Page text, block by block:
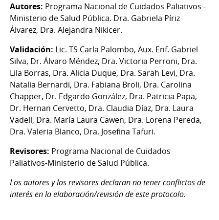
Autores: Programa Nacional de Cuidados Paliativos -
Ministerio de Salud Pública. Dra. Gabriela Píriz
Álvarez, Dra. Alejandra Nikicer.
Validación: Lic. TS Carla Palombo, Aux. Enf. Gabriel
Silva, Dr. Álvaro Méndez, Dra. Victoria Perroni, Dra.
Lila Borras, Dra. Alicia Duque, Dra. Sarah Levi, Dra.
Natalia Bernardi, Dra. Fabiana Broli, Dra. Carolina
Chapper, Dr. Edgardo González, Dra. Patricia Papa,
Dr. Hernan Cervetto, Dra. Claudia Díaz, Dra. Laura
Vadell, Dra. María Laura Cawen, Dra. Lorena Pereda,
Dra. Valeria Blanco, Dra. Josefina Tafuri.
Revisores: Programa Nacional de Cuidados
Paliativos-Ministerio de Salud Pública.
Los autores y los revisores declaran no tener conflictos de
interés en la elaboración/revisión de este protocolo.